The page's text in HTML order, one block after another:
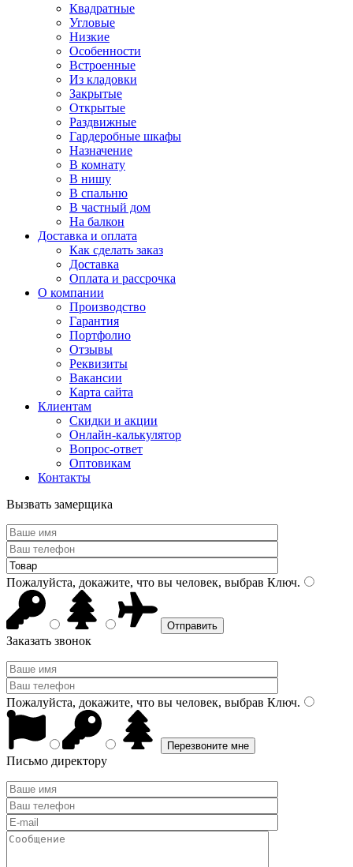
Квадратные
Угловые
Низкие
Особенности
Встроенные
Из кладовки
Закрытые
Открытые
Раздвижные
Гардеробные шкафы
Назначение
В комнату
В нишу
В спальню
В частный дом
На балкон
Доставка и оплата
Как сделать заказ
Доставка
Оплата и рассрочка
О компании
Производство
Гарантия
Портфолио
Отзывы
Реквизиты
Вакансии
Карта сайта
Клиентам
Скидки и акции
Онлайн-калькулятор
Вопрос-ответ
Оптовикам
Контакты
Вызвать замерщика
Пожалуйста, докажите, что вы человек, выбрав Ключ.
Заказать звонок
Пожалуйста, докажите, что вы человек, выбрав Ключ.
Письмо директору